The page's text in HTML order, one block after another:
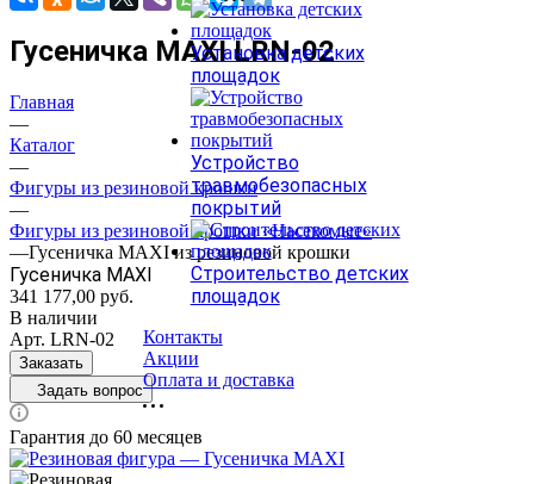
Установка детских
площадок
Устройство
травмобезопасных
покрытий
Строительство детских
площадок
Контакты
Акции
Оплата и доставка
Гусеничка MAXI LRN-02
Главная
—
Каталог
—
Фигуры из резиновой крошки
—
Фигуры из резиновой крошки «Насекомые»
—Гусеничка MAXI из резиновой крошки
Гусеничка MAXI
341 177,00 руб.
В наличии
Арт. LRN-02
Заказать
Задать вопрос
Гарантия до 60 месяцев